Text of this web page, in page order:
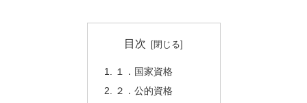
目次
１．国家資格
２．公的資格